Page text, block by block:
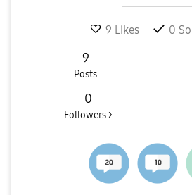
9 Likes 0
9
Posts
0
Followers >